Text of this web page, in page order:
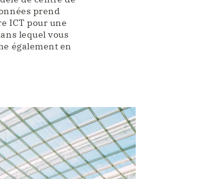
prend
ICT pour une
lequel vous
également en